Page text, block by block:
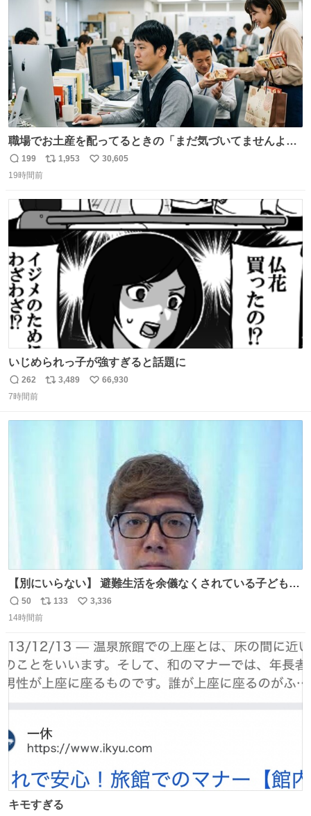
数
職場でお土産を配ってるときの「まだ気づいてませんよ」
的な演技が毎回シンドい。
返
信
199
リ
ト
数
1,953
い
数
30,605
19時間前
いじめられっ子が強すぎると話題に
返
信
262
リ
3,489
い
66,930
7時間前
【別にいらない】 避難生活を余儀なくされている子どもた
ちのためにヒカキンボックス1000個を寄付させていただき
ました
返
信
50
リ
ポ
ト
数
133
い
数
3,336
14時間前
キモすぎる